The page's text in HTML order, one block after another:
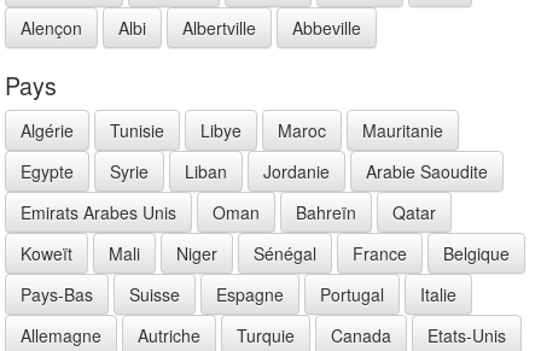
Alençon
Albi Albertville Abbeville
Pays
Algérie Tunisie Libye Maroc
Mauritanie
Egypte
Syrie Liban Jordanie
Arabie Saoudite
Emirats Arabes Unis
Oman Bahreïn
Qatar
Koweït
Mali Niger Sénégal France
Belgique
Pays-Bas
Suisse Espagne Portugal
Italie
Allemagne
Autriche Turquie Canada Etats-Unis